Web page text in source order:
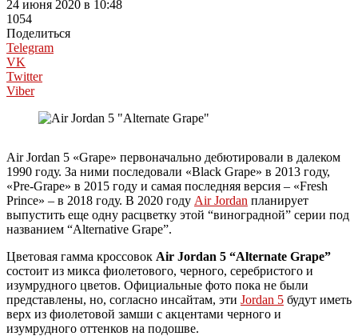
24 июня 2020 в 10:48
1054
Поделиться
Telegram
VK
Twitter
Viber
Air Jordan 5 «Grape» первоначально дебютировали в далеком
1990 году. За ними последовали «Black Grape» в 2013 году,
«Pre-Grape» в 2015 году и самая последняя версия – «Fresh
Prince» – в 2018 году. В 2020 году Air Jordan планирует
выпустить еще одну расцветку этой “виноградной” серии под
названием “Alternative Grape”.
Цветовая гамма кроссовок Air Jordan 5 “Alternate Grape”
состоит из микса фиолетового, черного, серебристого и
изумрудного цветов. Официальные фото пока не были
представлены, но, согласно инсайтам, эти Jordan 5 будут иметь
верх из фиолетовой замши с акцентами черного и
изумрудного оттенков на подошве.